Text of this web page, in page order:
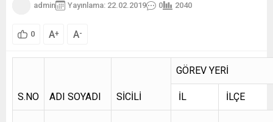
admin Yayınlama: 22.02.2019 0 2040
0 A+ A-
S.NO ADI SOYADI SİCİLİ
GÖREV YERİ
İL İLÇE